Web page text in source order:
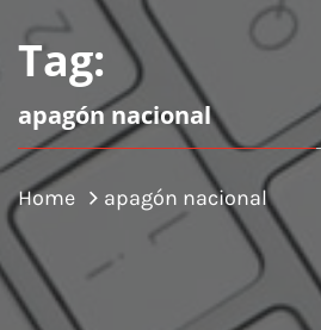
Tag:
apagón nacional
Home apagón nacional